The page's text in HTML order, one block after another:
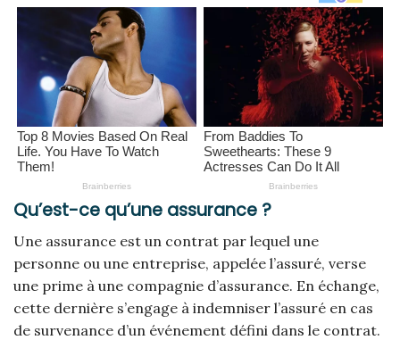
Qu’est-ce qu’une assurance ?
Une assurance est un contrat par lequel une
personne ou une entreprise, appelée l’assuré, verse
une prime à une compagnie d’assurance. En échange,
cette dernière s’engage à indemniser l’assuré en cas
de survenance d’un événement défini dans le contrat.